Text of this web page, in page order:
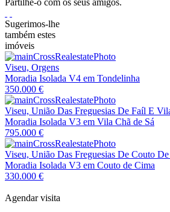
Sugerimos-lhe
também estes
imóveis
Viseu, Orgens
Moradia Isolada V4 em Tondelinha
350.000 €
Viseu, União Das Freguesias De Faíl E
Moradia Isolada V3 em Vila Chã de Sá
795.000 €
Viseu, União Das Freguesias De Couto
Moradia Isolada V3 em Couto de Cima
330.000 €
Agendar visita